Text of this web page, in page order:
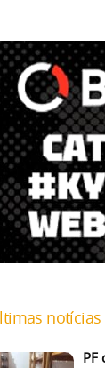
notícias
PF